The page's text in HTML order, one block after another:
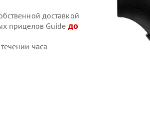
доставкой
прицелов Guide до
часа